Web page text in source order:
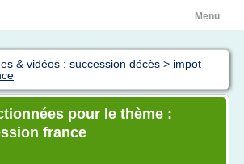
Menu
& vidéos : succession décès > impot
pour le thème :
france